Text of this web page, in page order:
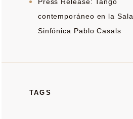
contemporáneo en la Sala
Sinfónica Pablo Casals
TAGS